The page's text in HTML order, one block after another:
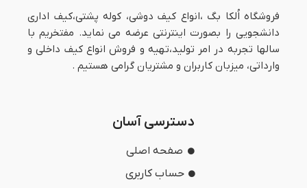
فروشگاه اُلکا بگ ،انواع کیف دوشی، کوله پشتی،کیف اداری
دانشجویی را بصورت اینترنتی عرضه می نماید. مفتخریم با
سالها تجربه در امر تولید،تهیه و فروش انواع کیف داخلی و
وارداتی، میزبان کاربران و مشتریان گرامی هستیم .
دسترسی آسان
صفحه اصلی
حساب کاربری